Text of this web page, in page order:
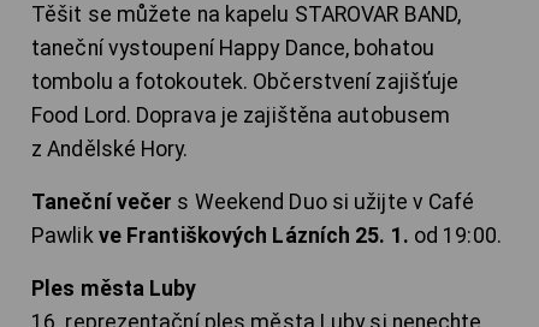
Těšit se můžete na kapelu STAROVAR BAND,
taneční vystoupení Happy Dance, bohatou
tombolu a fotokoutek. Občerstvení zajišťuje
Food Lord. Doprava je zajištěna autobusem
z Andělské Hory.
Taneční večer s Weekend Duo si užijte v Café
Pawlik ve Františkových Lázních 25. 1. od 19:00.
Ples města Luby
16. reprezentační ples města Luby si nenechte